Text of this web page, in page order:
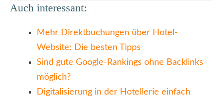
Auch interessant:
Mehr Direktbuchungen über Hotel-
Website: Die besten Tipps
Sind gute Google-Rankings ohne Backlinks
möglich?
Digitalisierung in der Hotellerie einfach